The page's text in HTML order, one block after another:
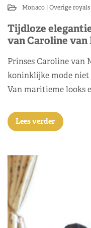
Monaco Overige royals
Tijdloze
van Caroline van
Prinses Caroline van
koninklijke mode
Van maritieme looks
Lees verder